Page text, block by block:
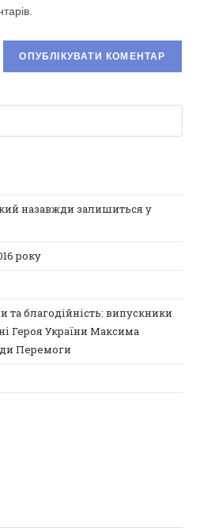
назавжди залишиться у
року
та благодійність: випускники
Героя України Максима
Перемоги